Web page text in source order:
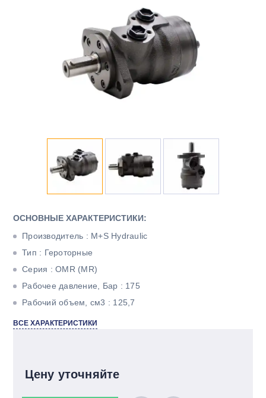
ОСНОВНЫЕ ХАРАКТЕРИСТИКИ:
Производитель : M+S Hydraulic
Тип : Героторные
Серия : ОМR (МR)
Рабочее давление, Бар : 175
Рабочий объем, см3 : 125,7
Максимальный крутящий момент, Н*м : 300
ВСЕ ХАРАКТЕРИСТИКИ
Цену уточняйте